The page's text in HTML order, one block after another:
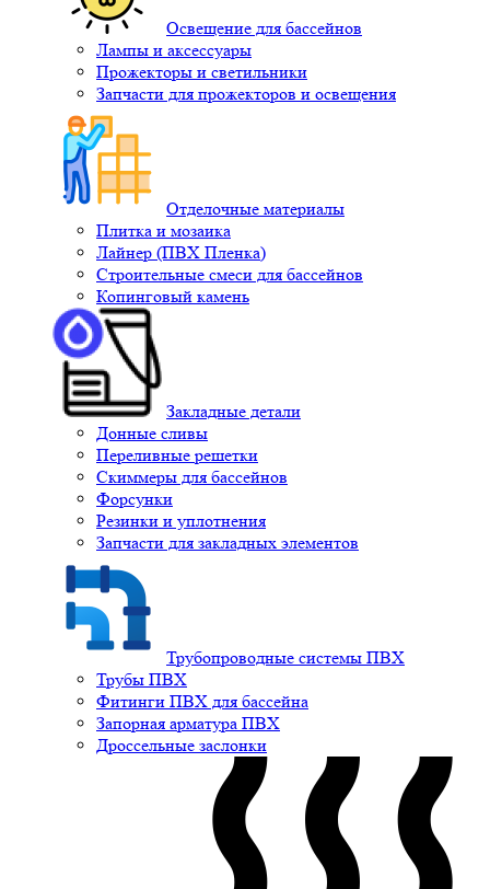
Освещение для бассейнов
Лампы и аксессуары
Прожекторы и светильники
Запчасти для прожекторов и освещения
Отделочные материалы
Плитка и мозаика
Лайнер (ПВХ Пленка)
Строительные смеси для бассейнов
Копинговый камень
Закладные детали
Донные сливы
Переливные решетки
Скиммеры для бассейнов
Форсунки
Резинки и уплотнения
Запчасти для закладных элементов
Трубопроводные системы ПВХ
Трубы ПВХ
Фитинги ПВХ для бассейна
Запорная арматура ПВХ
Дроссельные заслонки